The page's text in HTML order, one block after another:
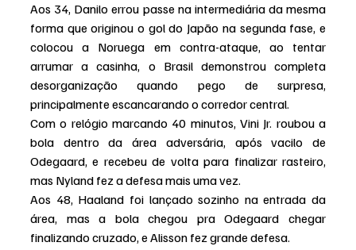
Aos 34, Danilo errou passe na intermediária da mesma
forma que originou o gol do Japão na segunda fase, e
colocou a Noruega em contra-ataque, ao tentar
arrumar a casinha, o Brasil demonstrou completa
desorganização quando pego de surpresa,
principalmente escancarando o corredor central.
Com o relógio marcando 40 minutos, Vini Jr. roubou a
bola dentro da área adversária, após vacilo de
Odegaard, e recebeu de volta para finalizar rasteiro,
mas Nyland fez a defesa mais uma vez.
Aos 48, Haaland foi lançado sozinho na entrada da
área, mas a bola chegou pra Odegaard chegar
finalizando cruzado, e Alisson fez grande defesa.